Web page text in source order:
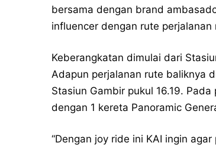
bersama dengan brand
influencer dengan rute
Keberangkatan dimulai dari
Adapun perjalanan rute baliknya
Stasiun Gambir pukul 16.19.
dengan 1 kereta Panoramic
“Dengan joy ride ini KAI ingin